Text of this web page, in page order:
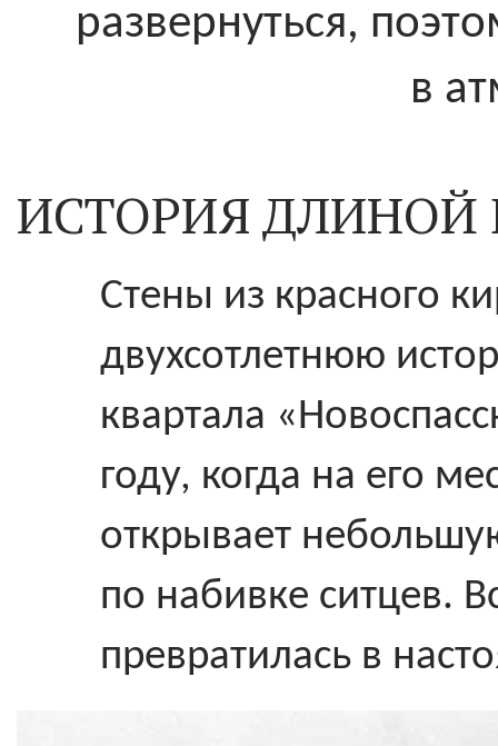
развернуться,
в
ИСТОРИЯ ДЛИНОЙ
Стены из красного
двухсотлетнюю
квартала
году, когда на его
открывает
по набивке ситцев.
превратилась в